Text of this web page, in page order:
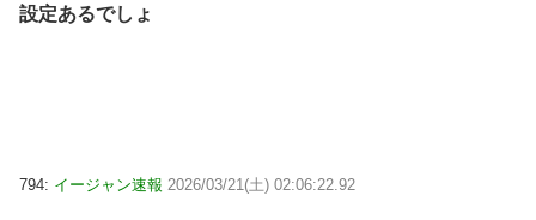
設定あるでしょ
794: イージャン速報 2026/03/21(土) 02:06:22.92